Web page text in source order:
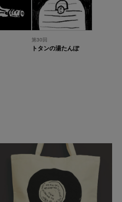
第30回
トタンの湯たんぽ